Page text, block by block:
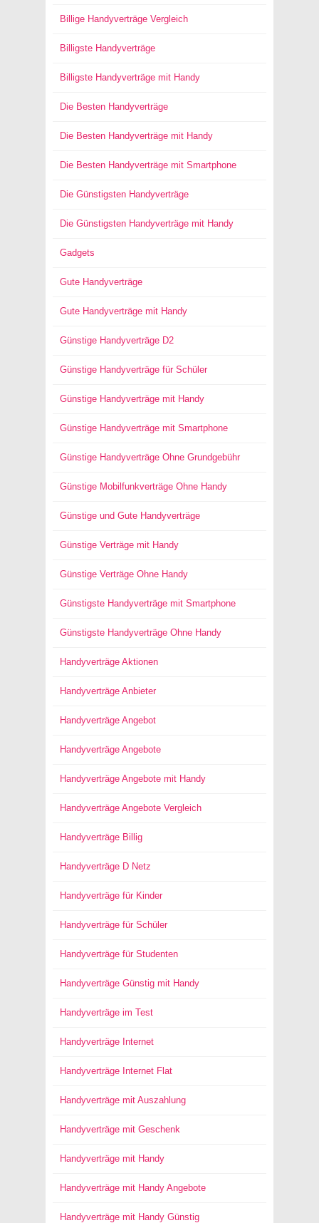
Billige Handyverträge Vergleich
Billigste Handyverträge
Billigste Handyverträge mit Handy
Die Besten Handyverträge
Die Besten Handyverträge mit Handy
Die Besten Handyverträge mit Smartphone
Die Günstigsten Handyverträge
Die Günstigsten Handyverträge mit Handy
Gadgets
Gute Handyverträge
Gute Handyverträge mit Handy
Günstige Handyverträge D2
Günstige Handyverträge für Schüler
Günstige Handyverträge mit Handy
Günstige Handyverträge mit Smartphone
Günstige Handyverträge Ohne Grundgebühr
Günstige Mobilfunkverträge Ohne Handy
Günstige und Gute Handyverträge
Günstige Verträge mit Handy
Günstige Verträge Ohne Handy
Günstigste Handyverträge mit Smartphone
Günstigste Handyverträge Ohne Handy
Handyverträge Aktionen
Handyverträge Anbieter
Handyverträge Angebot
Handyverträge Angebote
Handyverträge Angebote mit Handy
Handyverträge Angebote Vergleich
Handyverträge Billig
Handyverträge D Netz
Handyverträge für Kinder
Handyverträge für Schüler
Handyverträge für Studenten
Handyverträge Günstig mit Handy
Handyverträge im Test
Handyverträge Internet
Handyverträge Internet Flat
Handyverträge mit Auszahlung
Handyverträge mit Geschenk
Handyverträge mit Handy
Handyverträge mit Handy Angebote
Handyverträge mit Handy Günstig